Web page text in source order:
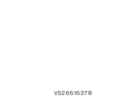
VS26616378